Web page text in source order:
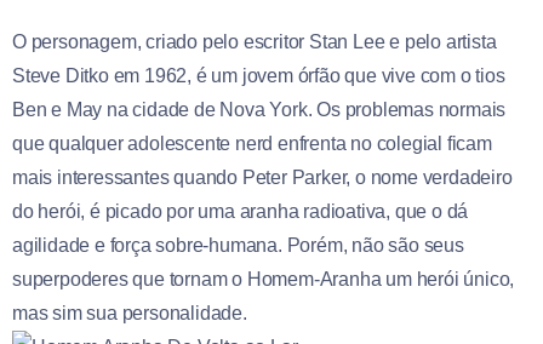
O personagem, criado pelo escritor Stan Lee e pelo artista
Steve Ditko em 1962, é um jovem órfão que vive com o tios
Ben e May na cidade de Nova York. Os problemas normais
que qualquer adolescente nerd enfrenta no colegial ficam
mais interessantes quando Peter Parker, o nome verdadeiro
do herói, é picado por uma aranha radioativa, que o dá
agilidade e força sobre-humana. Porém, não são seus
superpoderes que tornam o Homem-Aranha um herói único,
mas sim sua personalidade.